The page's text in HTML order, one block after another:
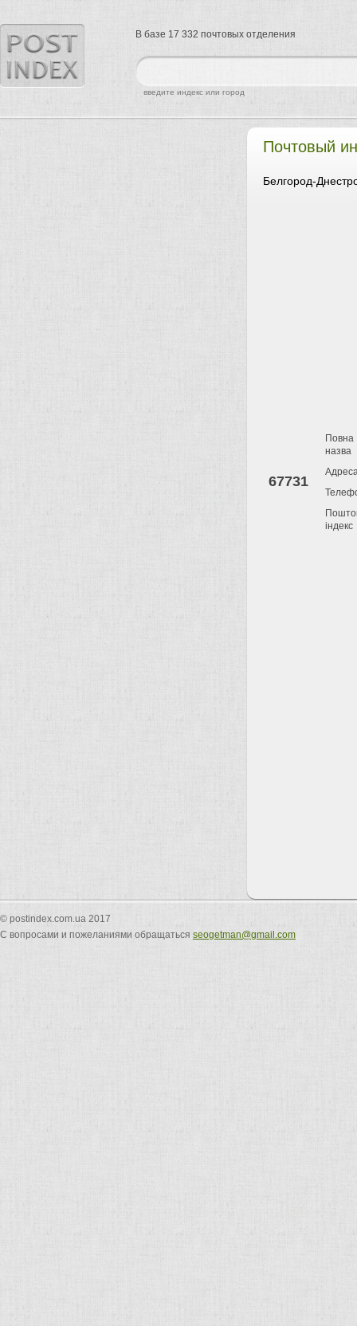
Почтовый
Белгород-
67731
Повна
назва
індекс
найти
введите индекс или город
В базе 17 332 почтовых отделения
© postindex.com.ua 2017
С вопросами и пожеланиями обращаться seogetman@gmail.com